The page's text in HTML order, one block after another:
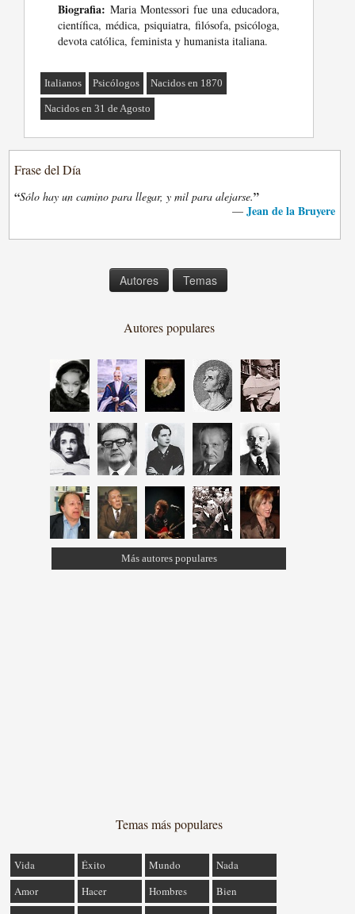
Biografia: Maria Montessori fue una educadora,
científica, médica, psiquiatra, filósofa, psicóloga,
devota católica, feminista y humanista italiana.
Italianos Psicólogos Nacidos en 1870
Nacidos en 31 de Agosto
Frase del Día
“Sólo hay un camino para llegar, y mil para alejarse.”
— Jean de la Bruyere
Autores Temas
Autores populares
Más autores populares
Temas más populares
Vida Éxito Mundo
Nada
Amor
Hacer Hombres
Bien